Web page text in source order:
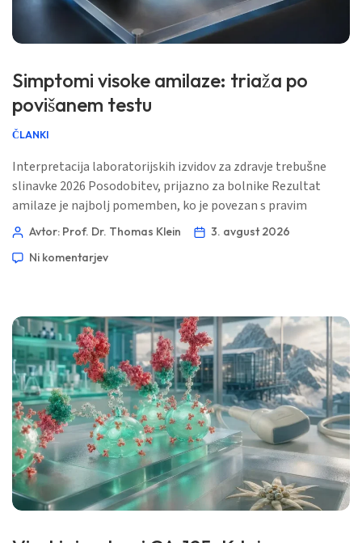
Simptomi visoke amilaze: triaža po
povišanem testu
ČLANKI
Interpretacija laboratorijskih izvidov za zdravje trebušne
slinavke 2026 Posodobitev, prijazno za bolnike Rezultat
amilaze je najbolj pomemben, ko je povezan s pravim
vzorcem simptomov. Ta vodnik, ki izhaja najprej iz
bolezni, ki potrebuje oceno še isti dan. 📖 ~11 minut 📅 3.
Avtor: Prof. Dr. Thomas Klein
3. avgust 2026
Ni komentarjev